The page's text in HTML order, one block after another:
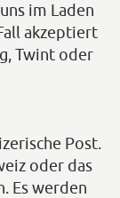
im Laden
akzeptiert
Twint oder
Post.
oder das
Es werden